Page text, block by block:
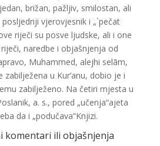
brižan, pažljiv, smilostan, ali
vjerovjesnik i „`pečat
riječi su posve ljudske, ali i one
naredbe i objašnjenja od
Muhammed, alejhi selām,
u Kur’anu, dobio je i
zabilježeno. Na četiri mjesta u
a. s., pored „učenja“ajeta
da i „podučava“Knjizi.
komentari ili objašnjenja